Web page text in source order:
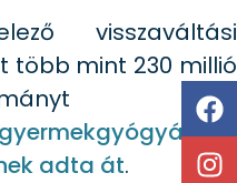
visszaváltási
több mint 230 millió
a
gyermekgyógyászati
adta át.